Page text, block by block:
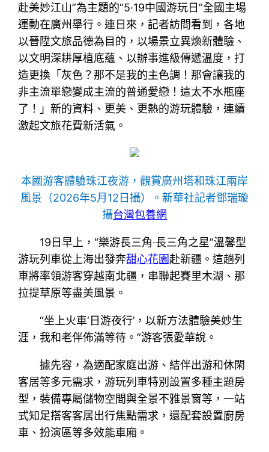
赴美妙江山”為主題的“5·19中國游玩日”全國主場
運動在廣州舉行。連日來，記者訪問看到，各地
以晉陞文旅品德為目的，以場景立異煥新體驗、
以文明深耕厚植底蘊、以辦事進級傳遞溫度，打
造更換「灰色？那不是我的主色調！那會讓我的
非主流單戀變成主流的普通愛戀！這太不水瓶座
了！」新的資料、更美、更熱的游玩體驗，連續
激起文旅花費新活氣。
本國游客體驗珠江夜游，觀賞廣州塔和珠江兩岸
風景（2026年5月12日攝）。新華社記者鄧瑞璇
攝台灣包養網
19日早上，“樂游長三角·長三角之星”溫馨型
游玩列車從上海出發奔甜心花園赴新疆。這趟列
車將率領游客穿越南北疆，串聯起賽里木湖、那
拉提草原等盡美風景。
“坐上火車‘日游夜行’，以新方法體驗美妙生
涯，我和老伴佈滿等待。”游客張愛華說。
據先容，為適配家庭出游、結伴出游和休閑
客居等多元需求，游玩列車特別設置多種主題房
型，裝備專屬儲物空間與全景不雅景窗等，一站
式知足搭客客居出行焦點需求，還配套設置廚房
車、扮演區等多效能車廂。